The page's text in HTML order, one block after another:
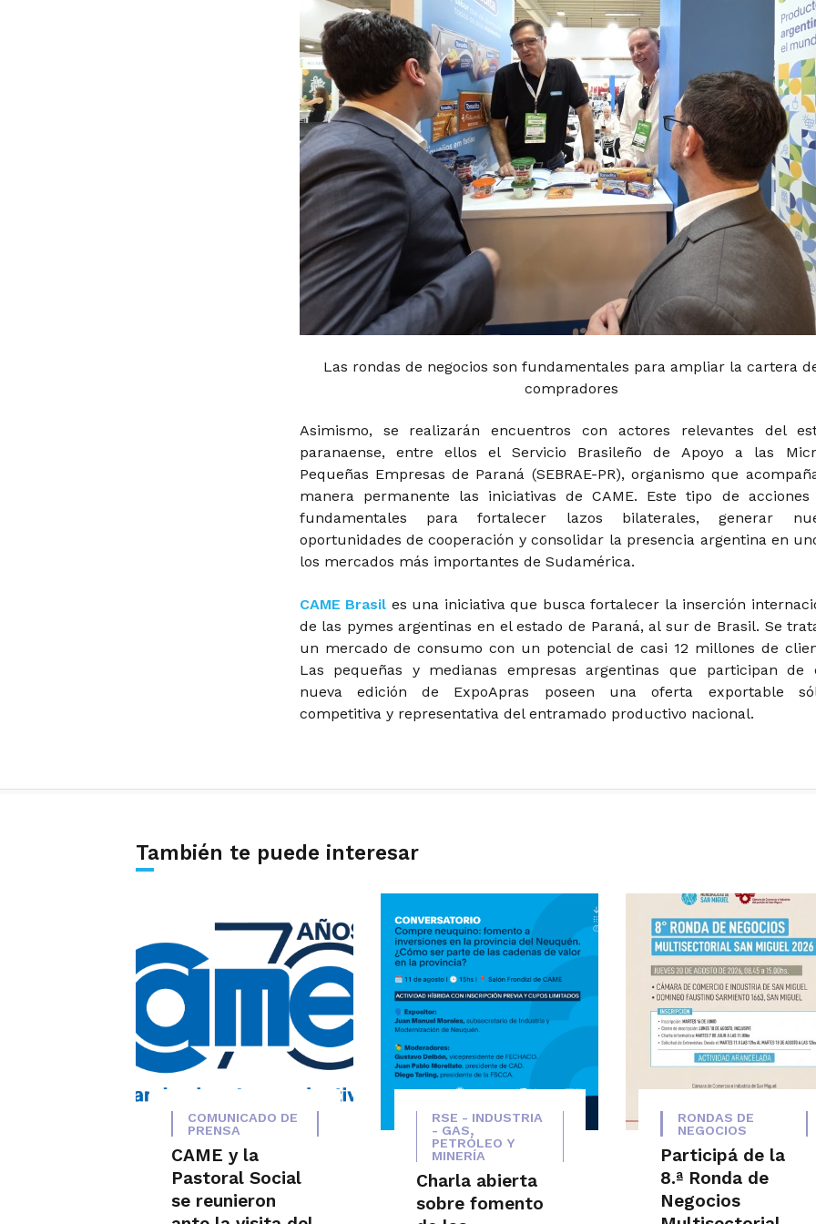
Las rondas de negocios son fundamentales para ampliar la cartera
compradores
Asimismo, se realizarán encuentros con actores relevantes del
paranaense, entre ellos el Servicio Brasileño de Apoyo a las
Pequeñas Empresas de Paraná (SEBRAE-PR), organismo que
manera permanente las iniciativas de CAME. Este tipo de acciones
fundamentales para fortalecer lazos bilaterales, generar
oportunidades de cooperación y consolidar la presencia argentina en
los mercados más importantes de Sudamérica.
CAME Brasil es una iniciativa que busca fortalecer la inserción
de las pymes argentinas en el estado de Paraná, al sur de Brasil. Se
un mercado de consumo con un potencial de casi 12 millones de
Las pequeñas y medianas empresas argentinas que participan de
nueva edición de ExpoApras poseen una oferta exportable
competitiva y representativa del entramado productivo nacional.
También te puede interesar
COMUNICADO DE
PRENSA
CAME y la
Pastoral Social
se reunieron
RSE - INDUSTRIA
- GAS,
PETRÓLEO Y
MINERÍA
Charla abierta
sobre fomento
RONDAS DE
NEGOCIOS
Participá de la
8.ª Ronda de
Negocios